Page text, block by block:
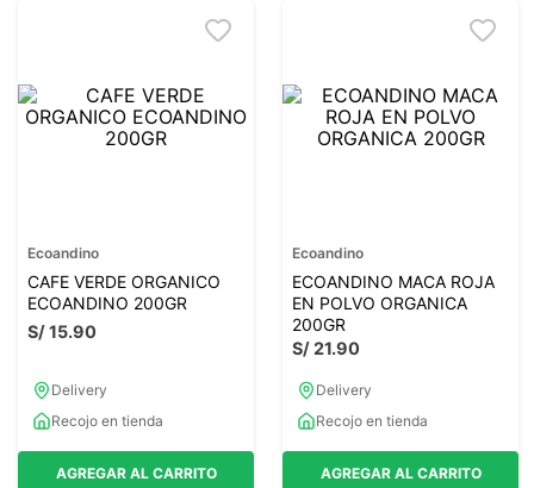
Ecoandino
CAFE VERDE ORGANICO
ECOANDINO 200GR
S/15.90
Delivery
Recojo en tienda
AGREGAR AL CARRITO
Ecoandino
ECOANDINO MACA ROJA
EN POLVO ORGANICA
200GR
S/21.90
Delivery
Recojo en tienda
AGREGAR AL CARRITO